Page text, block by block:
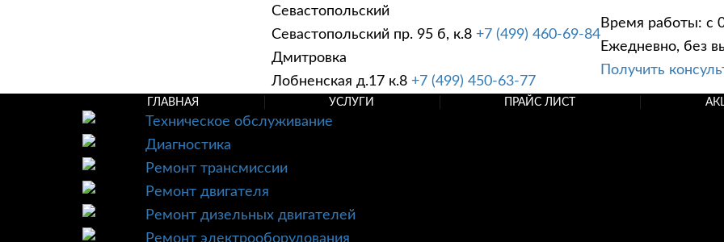
Севастопольский
Севастопольский пр. 95 б, к.8 +7 (499) 460-69-84
Дмитровка
Лобненская д.17 к.8 +7 (499) 450-63-77
Время работы: с
Ежедневно, без
Получить
ГЛАВНАЯ УСЛУГИ ПРАЙС ЛИСТ
Техническое обслуживание
Диагностика
Ремонт трансмиссии
Ремонт двигателя
Ремонт дизельных двигателей
Ремонт электрооборудования